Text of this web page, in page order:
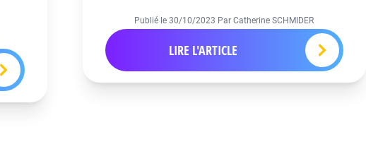
Publié le30/10/2023 Par Catherine SCHMIDER
LIRE L'ARTICLE